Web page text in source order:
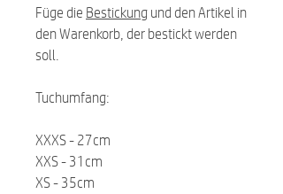
Füge die Bestickung und den Artikel in
den Warenkorb, der bestickt werden
soll.
Tuchumfang:
XXXS - 27cm
XXS - 31cm
XS - 35cm